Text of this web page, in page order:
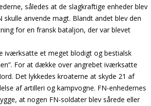
således at de slagkraftige enheder blev
anvende magt. Blandt andet blev den
for en fransk bataljon, der var blevet
iværksatte et meget blodigt og bestialsk
For at dække over angrebet iværksatte
Det lykkedes kroaterne at skyde 21 af
af artilleri og kampvogne. FN-enhedernes
at nogen FN-soldater blev sårede eller